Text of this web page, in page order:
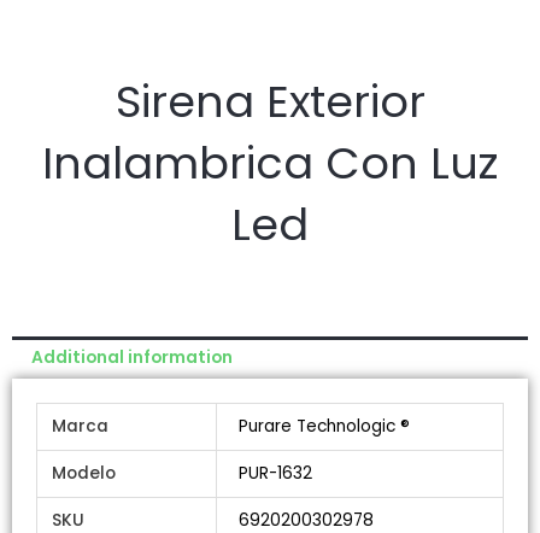
Sirena Exterior
Inalambrica Con Luz
Led
Additional information
Marca Purare Technologic ®
Modelo PUR-1632
SKU 6920200302978